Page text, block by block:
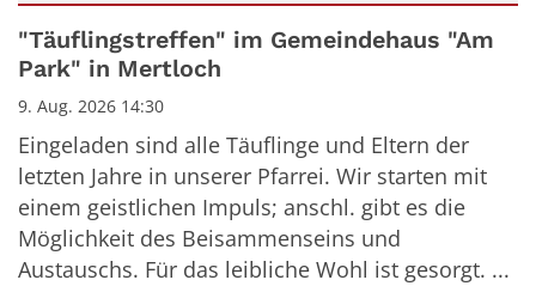
Datum: 9. August 2026
"Täuflingstreffen" im Gemeindehaus "Am
Park" in Mertloch
9. Aug. 2026 14:30
Eingeladen sind alle Täuflinge und Eltern der
letzten Jahre in unserer Pfarrei. Wir starten mit
einem geistlichen Impuls; anschl. gibt es die
Möglichkeit des Beisammenseins und
Austauschs. Für das leibliche Wohl ist gesorgt. ...